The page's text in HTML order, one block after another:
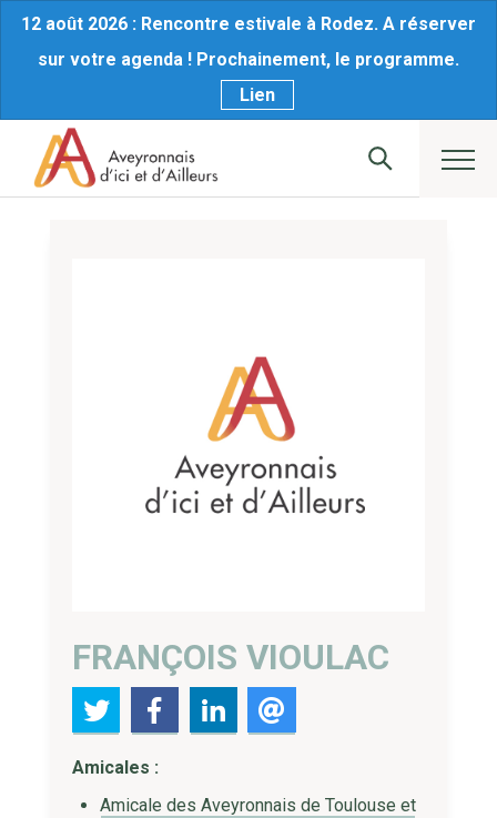
12 août 2026 : Rencontre estivale à Rodez. A réserver
sur votre agenda ! Prochainement, le programme.
Lien
FRANÇOIS VIOULAC
Amicales :
Amicale des Aveyronnais de Toulouse et